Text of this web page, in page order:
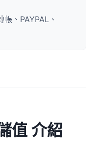
、PAYPAL、
值 介紹